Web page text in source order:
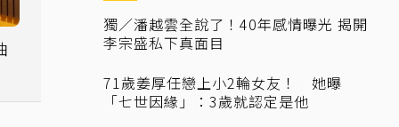
獨／潘越雲全說了！40年感情曝光 揭開
李宗盛私下真面目
71歲姜厚任戀上小2輪女友！ 她曝
「七世因緣」：3歲就認定是他